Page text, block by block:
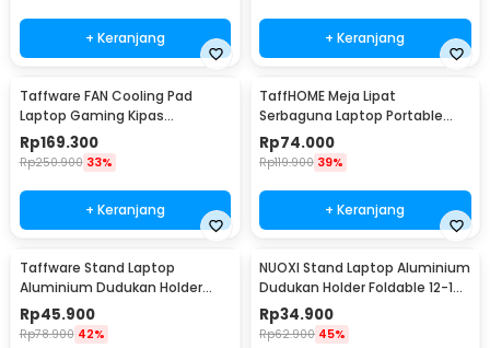
+ Keranjang + Keranjang
Taffware FAN Cooling Pad
Laptop Gaming Kipas
Pendingin 5 Fan 17 Inch - K5
Rp169.300
Rp250.900 33%
+ Keranjang
TaffHOME Meja Lipat
Serbaguna Laptop Portable
Desk Minimalist Design - BO60
Rp74.000
Rp119.900 39%
+ Keranjang
Taffware Stand Laptop
Aluminium Dudukan Holder
Foldable Portable - IV012
Rp45.900
Rp78.900 42%
NUOXI Stand Laptop Aluminium
Dudukan Holder Foldable 12-17
Inch - N3
Rp34.900
Rp62.900 45%